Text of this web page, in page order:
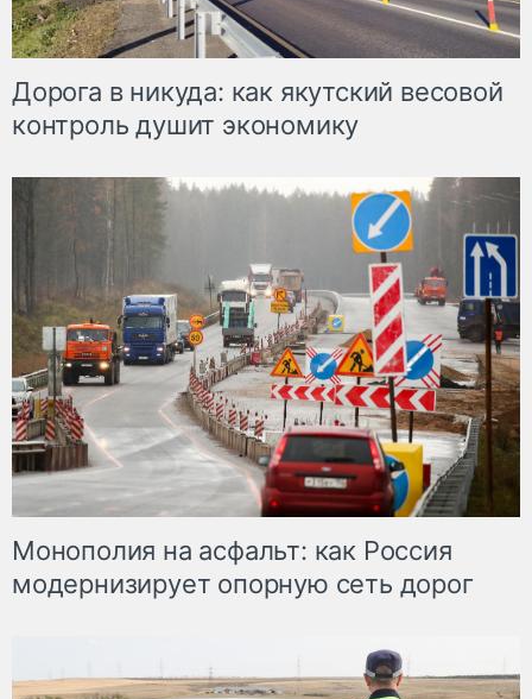
Дорога в никуда: как якутский весовой
контроль душит экономику
Монополия на асфальт: как Россия
модернизирует опорную сеть дорог